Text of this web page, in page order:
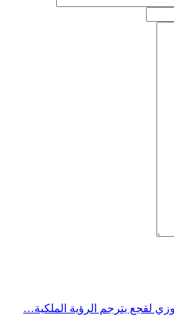
لقجع يترجم الرؤية الملكية…